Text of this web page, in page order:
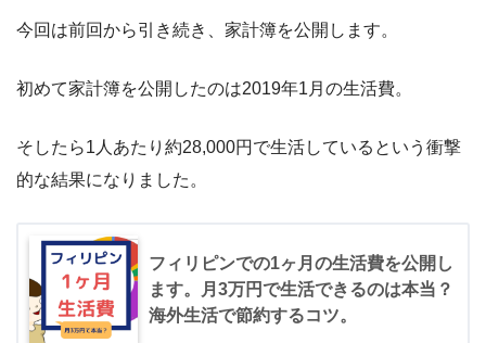
今回は前回から引き続き、家計簿を公開します。
初めて家計簿を公開したのは2019年1月の生活費。
そしたら1人あたり約28,000円で生活しているという衝撃
的な結果になりました。
フィリピンでの1ヶ月の生活費を公開し
ます。月3万円で生活できるのは本当？
海外生活で節約するコツ。